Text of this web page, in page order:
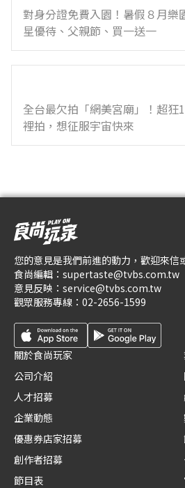
對身分證免費入園！暑假８月樂
星優待、父親節、買一送一
全台最欠拍「網美宮廟」！超狂
裡拍，想征服宇宙快來
您的意見是我們前進的動力，歡迎來信
食尚編輯： supertaste@tvbs.com.tw
意見反映： service@tvbs.com.tw
觀眾服務專線： 02-2656-1599
關於食尚玩家
公司介紹
人才招募
企業動態
優惠券店家招募
創作者招募
節目表